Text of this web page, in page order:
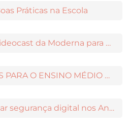
Práticas na Escola
PNLD Na Prática: o videocast da Moderna para apoiar a escolha das obras aprovadas
NOVOS CONTEÚDOS PARA O ENSINO MÉDIO DISPONÍVEIS NO MODERNAMIGOS
Dinâmica para ensinar segurança digital nos Anos Iniciais